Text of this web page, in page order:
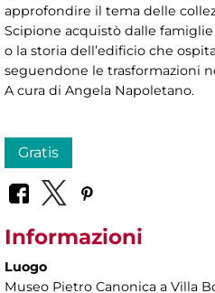
approfondire il tema delle
Scipione acquistò dalle
o la storia dell’edificio che
seguendone le trasformazioni
A cura di Angela Napoletano.
Gratis
Informazioni
Luogo
Museo Pietro Canonica a Villa